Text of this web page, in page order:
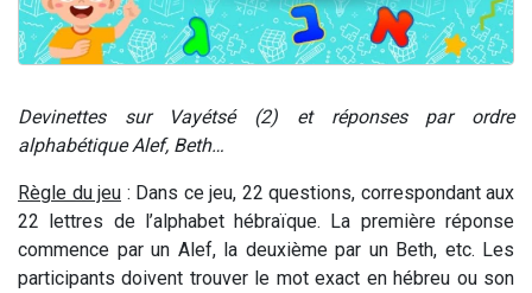
Devinettes sur Vayétsé (2) et réponses par ordre
alphabétique Alef, Beth…
Règle du jeu : Dans ce jeu, 22 questions, correspondant aux
22 lettres de l’alphabet hébraïque. La première réponse
commence par un Alef, la deuxième par un Beth, etc. Les
participants doivent trouver le mot exact en hébreu ou son